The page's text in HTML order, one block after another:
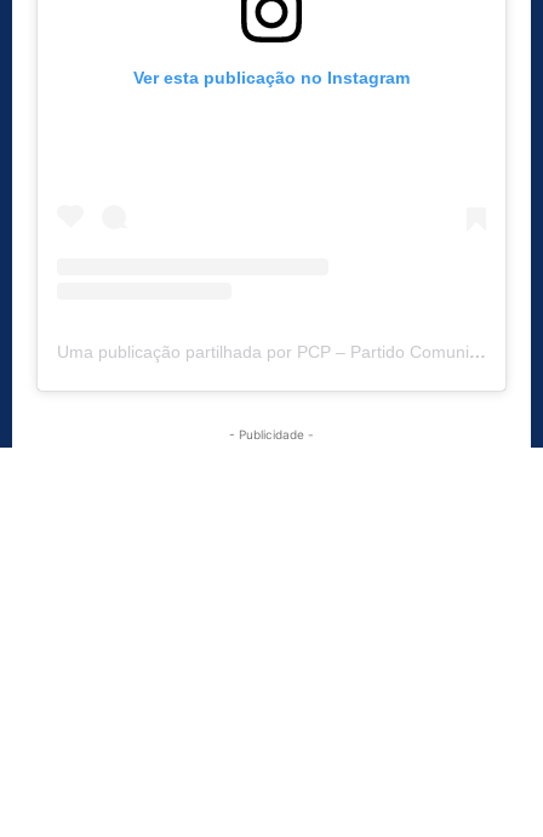
Ver esta publicação no Instagram
Uma publicação partilhada por PCP – Partido Comunista Português (@pcp.pt)
- Publicidade -